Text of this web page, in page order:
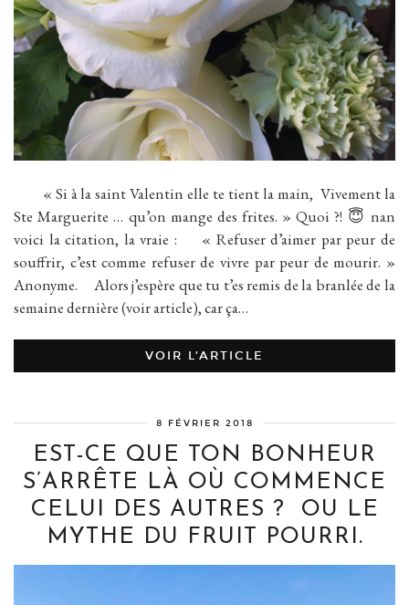
« Si à la saint Valentin elle te tient la main, Vivement la
Ste Marguerite … qu’on mange des frites. » Quoi ?! 😇 nan
voici la citation, la vraie : « Refuser d’aimer par peur de
souffrir, c’est comme refuser de vivre par peur de mourir. »
Anonyme. Alors j’espère que tu t’es remis de la branlée de la
semaine dernière (voir article), car ça…
VOIR L’ARTICLE
8 FÉVRIER 2018
EST-CE QUE TON BONHEUR
S’ARRÊTE LÀ OÙ COMMENCE
CELUI DES AUTRES ? OU LE
MYTHE DU FRUIT POURRI.